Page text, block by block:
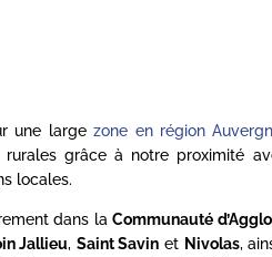
une largezone en région
grâce à notre proximité
locales.
dans laCommunauté
Jallieu, Saint Savin et Nivolas,